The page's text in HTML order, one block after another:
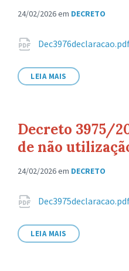
24/02/2026em DECRETO
Anexos
LEIA MAIS
Decreto 3975/
de não
24/02/2026em DECRETO
Anexos
LEIA MAIS